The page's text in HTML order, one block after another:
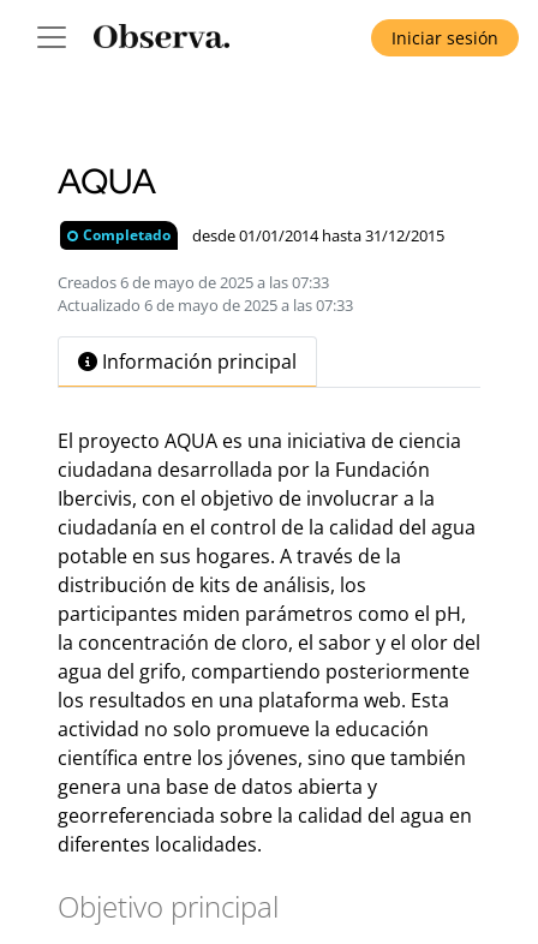
Iniciar sesión
AQUA
Completado desde 01/01/2014 hasta 31/12/2015
Creados 6 de mayo de 2025 a las 07:33
Actualizado 6 de mayo de 2025 a las 07:33
Información principal
El proyecto AQUA es una iniciativa de ciencia
ciudadana desarrollada por la Fundación
Ibercivis, con el objetivo de involucrar a la
ciudadanía en el control de la calidad del agua
potable en sus hogares. A través de la
distribución de kits de análisis, los
participantes miden parámetros como el pH,
la concentración de cloro, el sabor y el olor del
agua del grifo, compartiendo posteriormente
los resultados en una plataforma web. Esta
actividad no solo promueve la educación
científica entre los jóvenes, sino que también
genera una base de datos abierta y
georreferenciada sobre la calidad del agua en
diferentes localidades.
Objetivo principal